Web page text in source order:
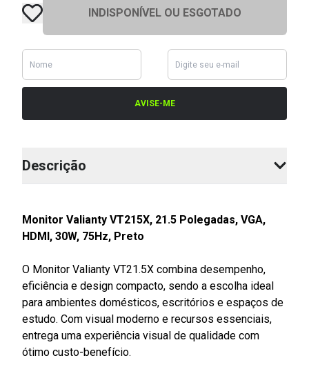
INDISPONÍVEL OU ESGOTADO
AVISE-ME
Descrição
Monitor Valianty VT215X, 21.5 Polegadas, VGA,
HDMI, 30W, 75Hz, Preto
O Monitor Valianty VT21.5X combina desempenho,
eficiência e design compacto, sendo a escolha ideal
para ambientes domésticos, escritórios e espaços de
estudo. Com visual moderno e recursos essenciais,
entrega uma experiência visual de qualidade com
ótimo custo-benefício.